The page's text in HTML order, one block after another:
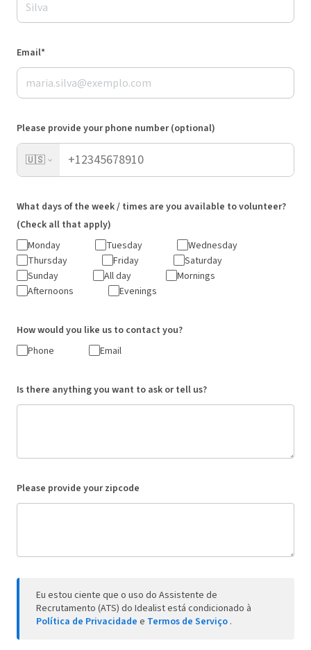
Email*
Please provide your phone number (optional)
🇺🇸
What days of the week / times are you available to volunteer?
(Check all that apply)
Monday
Tuesday
Wednesday
Thursday
Friday
Saturday
Sunday
All day
Mornings
Afternoons
Evenings
How would you like us to contact you?
Phone
Email
Is there anything you want to ask or tell us?
Please provide your zipcode
Eu estou ciente que o uso do Assistente de
Recrutamento (ATS) do Idealist está condicionado à
Política de Privacidade e Termos de Serviço .